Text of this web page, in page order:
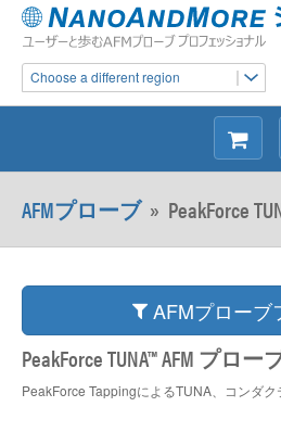
Choose a different region
シ
ョ
ッ
グ
AFMプローブ» PeakForce
AFMプローブ
PeakForce TUNA™ AFM プロー
PeakForce TappingによるTUNA、コンダク